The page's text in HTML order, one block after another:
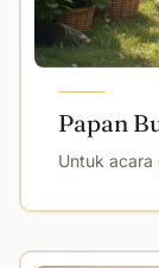
Papan
Untuk